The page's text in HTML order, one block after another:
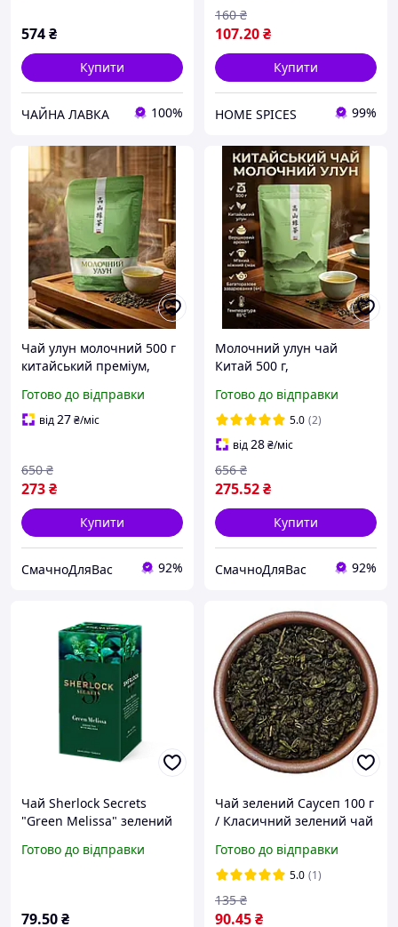
574₴
Купити
ЧАЙНА ЛАВКА 100%
107.20₴
160 ₴
Купити
HOME SPICES 99%
Чай улун молочний 500 г
китайський преміум,
напівферментований чай
з вершковими нотами,
Готово до відправки
від27₴/міс
273₴
650 ₴
Купити
СмачноДляВас 92%
Молочний улун чай
Китай 500 г,
улун преміум класу з м
яким молочним
ароматом, натуральний
зелений чай
Готово до відправки
5.0 (2)
від28₴/міс
275.52₴
656 ₴
Купити
СмачноДляВас 92%
Чай Sherlock Secrets
"Green Melissa" зелений
мелісою та м'ятою з
Готово до відправки
79.50₴
Чай зелений Саусеп 100 г
/ Класичний зелений чай
Зелений тонізуючий чай
Готово до відправки
5.0 (1)
90.45₴
135 ₴